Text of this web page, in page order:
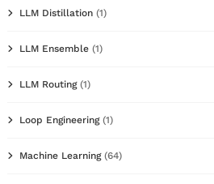
LLM Distillation (1)
LLM Ensemble (1)
LLM Routing(1)
Loop Engineering(1)
Machine Learning(64)